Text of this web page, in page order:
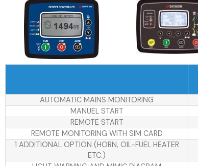
AUTOMATIC MAINS MONITORING
MANUEL START
REMOTE START
REMOTE MONITORING WITH SIM CARD
1 ADDITIONAL OPTION (HORN, OIL-FUEL HEATER
ETC.)